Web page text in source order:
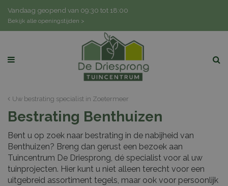
Uw bestrating specialist in Zoetermeer
Vandaag geopend van 09:30 tot 18:00
Bekijk alle openingstijden >
Bestrating Benthuizen
Bent u op zoek naar bestrating in de nabijheid van
Benthuizen? Breng dan gerust een bezoek aan
Tuincentrum De Driesprong, dé specialist voor al uw
tuinprojecten. Hier kunt u niet alleen terecht voor een
uitgebreid assortiment tegels, maar ook voor persoonlijk